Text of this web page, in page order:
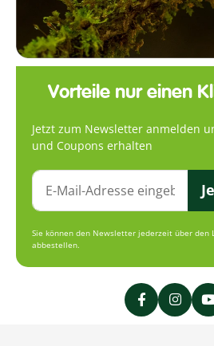
Vorteile nur einen
Jetzt zum Newsletter anmelden
und Coupons erhalten
Sie können den Newsletter jederzeit über den
abbestellen.